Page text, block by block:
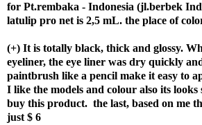
for Pt.rembaka - Indonesia (jl.berbek
latulip pro net is 2,5 mL. the place of
(+) It is totally black, thick and glossy.
eyeliner, the eye liner was dry quickly
paintbrush like a pencil make it easy to
I like the models and colour also its looks
buy this product. the last, based on me
just $ 6